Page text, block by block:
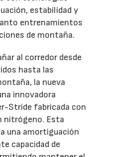
estabilidad y
entrenamientos
de montaña.
al corredor desde
hasta las
la nueva
innovadora
Stride fabricada con
nitrógeno. Esta
una amortiguación
capacidad de